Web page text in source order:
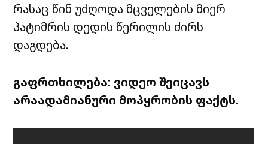
რასაც წინ უძღოდა მცველების მიერ
პატიმრის დედის წერილის ძირს
დაგდება.
გაფრთხილება: ვიდეო შეიცავს
არაადამიანური მოპყრობის ფაქტს.